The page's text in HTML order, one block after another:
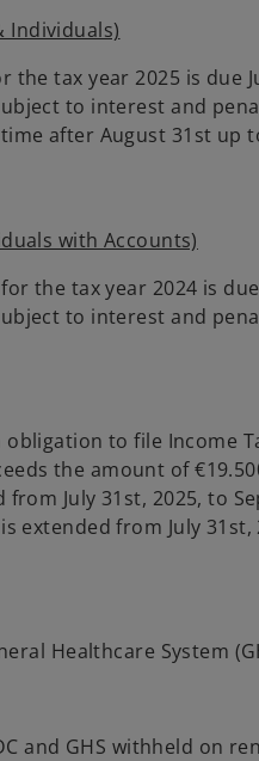
Individuals)
tax year 2025 is due
to interest and
after August 31st up
with Accounts)
the tax year 2024 is
to interest and
to file Income
the amount of
July 31st, 2025, to
extended from July
Healthcare System
and GHS withheld on